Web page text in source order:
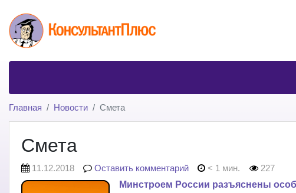
Главная Новости Смета
Смета
11.12.2018 Оставить комментарий < 1 мин.
227
Минстроем России разъяснены